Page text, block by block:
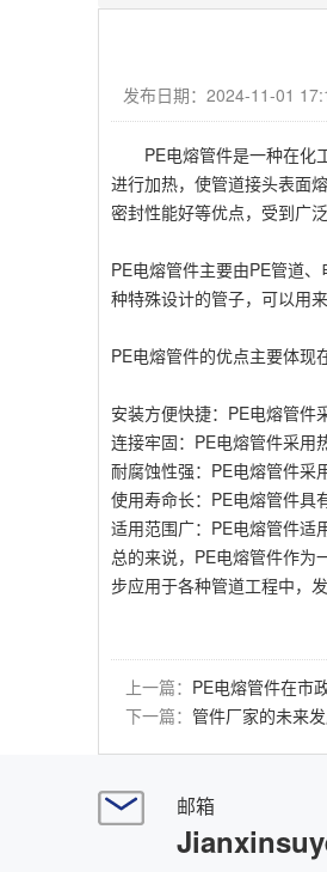
发布日期：2024-11-01
PE电熔管件是一种在化
进行加热，使管道接头表面
密封性能好等优点，受到广泛
PE电熔管件主要由PE管道
种特殊设计的管子，可以用
PE电熔管件的优点主要体现
安装方便快捷：PE电熔管件
连接牢固：PE电熔管件采用
耐腐蚀性强：PE电熔管件采
使用寿命长：PE电熔管件具
适用范围广：PE电熔管件适
总的来说，PE电熔管件作为
步应用于各种管道工程中，
上一篇： PE电熔管件在市
下一篇： 管件厂家的未来
邮箱